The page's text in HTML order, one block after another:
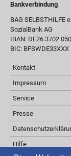
Bankverbindung
BAG SELBSTHILFE
SozialBank AG
IBAN: DE26 3702
BIC: BFSWDE33XXX
Kontakt
Impressum
Service
Presse
Hilfe